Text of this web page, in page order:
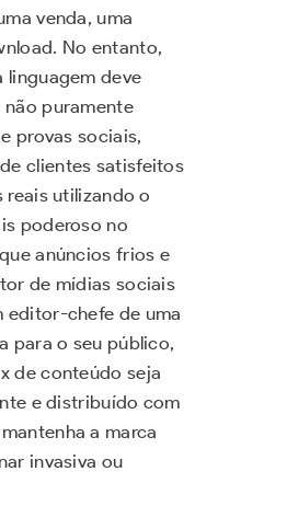
venda, uma
No entanto,
linguagem deve
não puramente
provas sociais,
clientes satisfeitos
utilizando o
poderoso no
anúncios frios e
de mídias sociais
editor-chefe de uma
para o seu público,
de conteúdo seja
e distribuído com
a marca
invasiva ou